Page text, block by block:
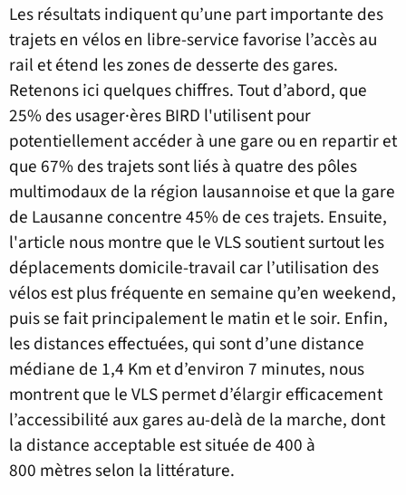
Les résultats indiquent qu’une part importante des
trajets en vélos en libre-service favorise l’accès au
rail et étend les zones de desserte des gares.
Retenons ici quelques chiffres. Tout d’abord, que
25% des usager·ères BIRD l'utilisent pour
potentiellement accéder à une gare ou en repartir et
que 67% des trajets sont liés à quatre des pôles
multimodaux de la région lausannoise et que la gare
de Lausanne concentre 45% de ces trajets. Ensuite,
l'article nous montre que le VLS soutient surtout les
déplacements domicile-travail car l’utilisation des
vélos est plus fréquente en semaine qu’en weekend,
puis se fait principalement le matin et le soir. Enfin,
les distances effectuées, qui sont d’une distance
médiane de 1,4 Km et d’environ 7 minutes, nous
montrent que le VLS permet d’élargir efficacement
l’accessibilité aux gares au-delà de la marche, dont
la distance acceptable est située de 400 à
800 mètres selon la littérature.